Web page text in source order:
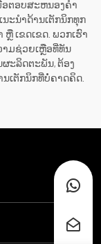
ອຕອບສະຫນອງຄຳ
ະນຳດ້ານເຕັກນິກທຸກ
ຫຼື ເຂດເຂດ. ພວກເຮົາ
າມຊ່ວຍເຫຼືອທີ່ທັນ
ະລິດຕະພັນ, ຕ້ອງ
ນເຕັກນິກທີ່ບໍ່ຄາດຄິດ.